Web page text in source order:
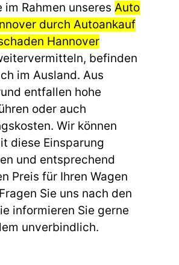
im Rahmen unseres Auto
durch Autoankauf
Hannover
befinden
im Ausland. Aus
entfallen hohe
oder auch
Wir können
diese Einsparung
und entsprechend
Preis für Ihren Wagen
Sie uns nach den
informieren Sie gerne
unverbindlich.